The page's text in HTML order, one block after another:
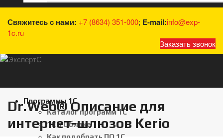
Свяжитесь с нами: +7 (8634) 351-000; E-mail:info@exp-
1c.ru
Заказать звонок
Программы 1С
Каталог программ 1С
1С в Облаке
Dr.Web® Описание для
интернет-шлюзов Kerio